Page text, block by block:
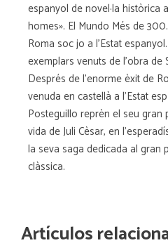
espanyol de novel·la històrica
homes». El Mundo Més de
Roma soc jo a l'Estat
exemplars venuts de l'obra de
Després de l'enorme èxit de
venuda en castellà a l'Estat
Posteguillo reprèn el seu gran
vida de Juli Cèsar, en
la seva saga dedicada al gran
clàssica.
Artículos